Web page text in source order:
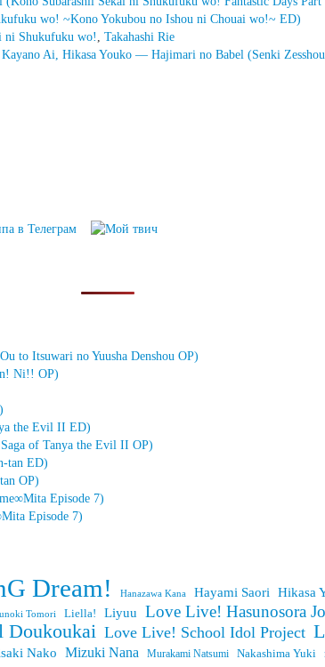
wo! ~Kono Yokubou no Ishou ni Chouai wo!~ ED)
ni Shukufuku wo! , Takahashi Rie
Ai, Hikasa Youko — Hajimari no Babel (Senki
to Itsuwari no Yuusha Denshou OP)
Ni!! OP)
the Evil II ED)
of Tanya the Evil II OP)
tan ED)
OP)
Episode 7)
Episode 7)
Dream! Hanazawa Kana Hayami Saori Hikasa
Tomori Liella! Liyuu Love Live! Hasunosora
Doukoukai Love Live! School Idol Project
Nako Mizuki Nana Murakami Natsumi Nakashima Yuki